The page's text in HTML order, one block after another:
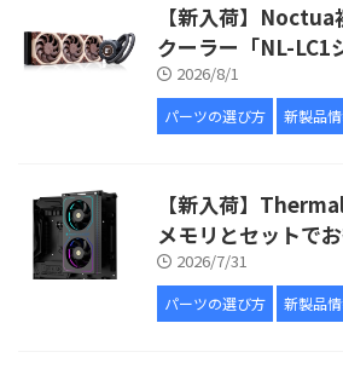
【新入荷】
クーラー「NL-LC1
2026/8/1
パーツの選び方 新製品
【新入荷】
メモリとセットで
2026/7/31
パーツの選び方 新製品